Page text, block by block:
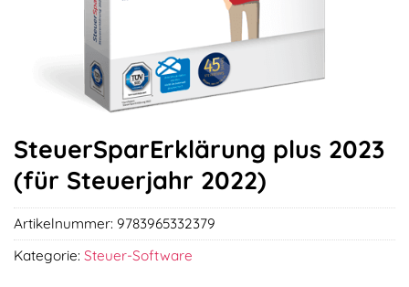
SteuerSparErklärung plus 2023
(für Steuerjahr 2022)
Artikelnummer: 9783965332379
Kategorie: Steuer-Software